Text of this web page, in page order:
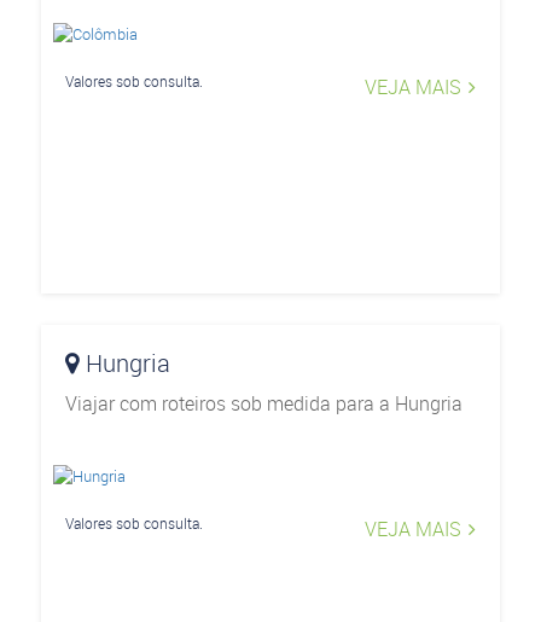
cidades, como Bogotá, San Andres, Cartagena e
Valores sob consulta. VEJA MAIS
Hungria
Viajar com roteiros sob medida para a Hungria
Valores sob consulta. VEJA MAIS